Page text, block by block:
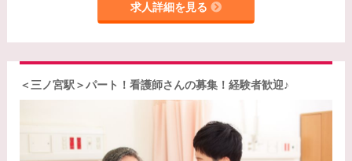
求人詳細を見る
＜三ノ宮駅＞パート！看護師さんの募集！経験者歓迎♪